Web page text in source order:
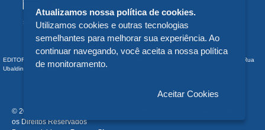
EDITORA DA UNIVERSIDADE FEDERAL DO PARANÁ - CNPJ n° 75.095.679/0011-10 - Rua
Ubaldino do Amaral, 321 - Alto da Glória - - PR
© 2026 EDITORA DA UNIVERSIDADE FEDERAL DO PARANÁ - Todos
os Direitos Reservados
Atualizamos nossa política de cookies.
Utilizamos cookies e outras tecnologias
semelhantes para melhorar sua experiência. Ao
continuar navegando, você aceita a nossa política
de monitoramento.
Aceitar Cookies